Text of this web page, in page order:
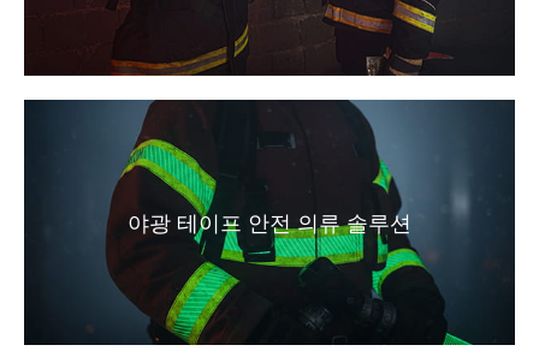
야광 테이프 안전 의류 솔루션